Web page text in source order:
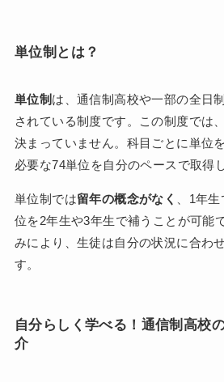
単位制とは？
単位制 は、通信制高校や一部の全日
されている制度です。この制度では
決まっていません。科目ごとに単位
必要な74単位を自分のペースで取得
単位制では留年の概念がなく
、1年
位を2年生や3年生で補うことが可能
みにより、生徒は自分の状況に合わ
す。
自分らしく学べる！通信制高校
介